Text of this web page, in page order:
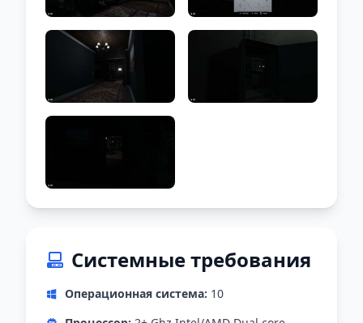
Системные требования
Операционная система: 10